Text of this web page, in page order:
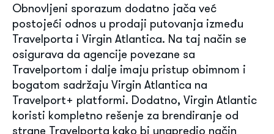
Obnovljeni sporazum dodatno jača već
postojeći odnos u prodaji putovanja između
Travelporta i Virgin Atlantica. Na taj način se
osigurava da agencije povezane sa
Travelportom i dalje imaju pristup obimnom i
bogatom sadržaju Virgin Atlantica na
Travelport+ platformi. Dodatno, Virgin Atlantic
koristi kompletno rešenje za brendiranje od
strane Travelporta kako bi unapredio način